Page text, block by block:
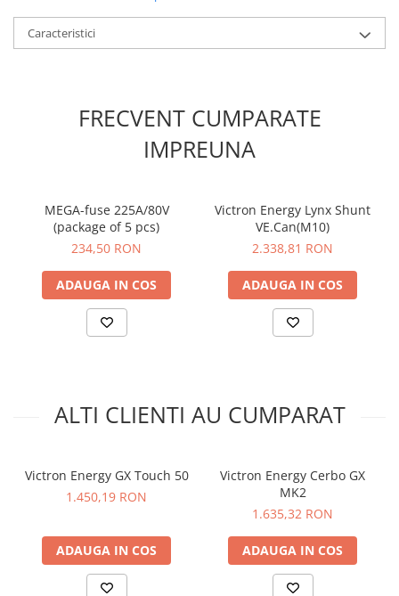
Curent nominal 1000A
Consum de energie Maxim 100mA (cu toate LED-urile aprinse)
Dimensiunile carcasei (hxlxw) 290 x 170 x 80 mm
Clasa de protectie IP22
Caracteristici
FRECVENT CUMPARATE
IMPREUNA
MEGA-fuse 225A/80V
(package of 5 pcs)
234,50 RON
ADAUGA IN COS
Victron Energy Lynx Shunt
VE.Can(M10)
2.338,81 RON
ADAUGA IN COS
ALTI CLIENTI AU CUMPARAT
Victron Energy GX Touch 50
1.450,19 RON
ADAUGA IN COS
Victron Energy Cerbo GX
MK2
1.635,32 RON
ADAUGA IN COS